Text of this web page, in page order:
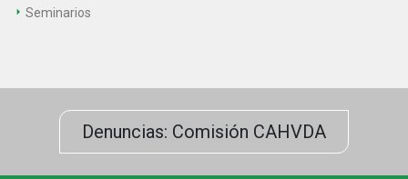
Seminarios
Denuncias: Comisión CAHVDA